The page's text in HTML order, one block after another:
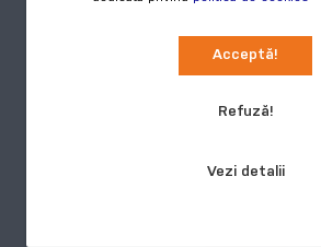
Vezi detalii
Refuză!
Acceptă!